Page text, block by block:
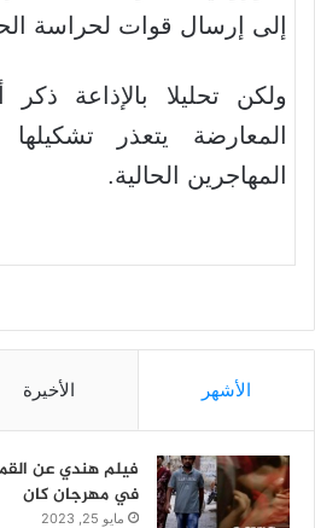
إلى إرسال قوات لحراسة
ولكن تحليلا بالإذاعة
المعارضة يتعذر
المهاجرين الحالية.
الأشهر الأخيرة
فيلم هندي عن
في مهرجان كان
مايو 25, 2023